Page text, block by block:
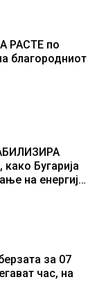
РАСТЕ по
благородниот
Бугарија
на енергија
за 07
час, на